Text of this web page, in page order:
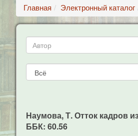
Главная Электронный каталог
Наумова, Т. Отток кадров
ББК: 60.56